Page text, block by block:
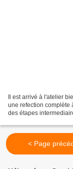
Il est arrivé à l'atelier
une refection complète
des étapes
< Page